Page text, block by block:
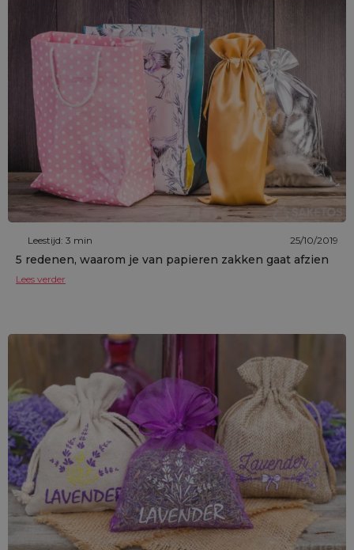
Leestijd: 3 min 25/10/2019
5 redenen, waarom je van papieren zakken gaat afzien
Lees verder